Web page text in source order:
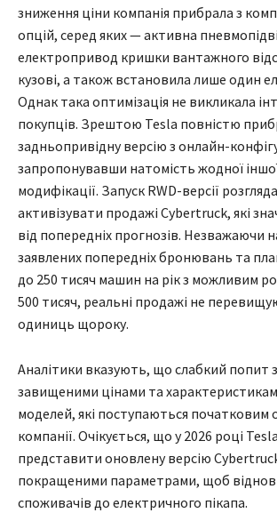
зниження ціни компанія прибрала з
опцій, серед яких — активна
електропривод кришки вантажного
кузові, а також встановила лише один
Однак така оптимізація не викликала
покупців. Зрештою Tesla повністю
задньопривідну версію з онлайн-
запропонувавши натомість жодної
модифікації. Запуск RWD-версії
активізувати продажі Cybertruck, які
від попередніх прогнозів. Незважаючи
заявлених попередніх бронювань та
до 250 тисяч машин на рік з можливим
500 тисяч, реальні продажі не
одиниць щороку.
Аналітики вказують, що слабкий попит
завищеними цінами та
моделей, які поступаються початковим
компанії. Очікується, що у 2026 році
представити оновлену версію
покращеними параметрами, щоб
споживачів до електричного пікапа.